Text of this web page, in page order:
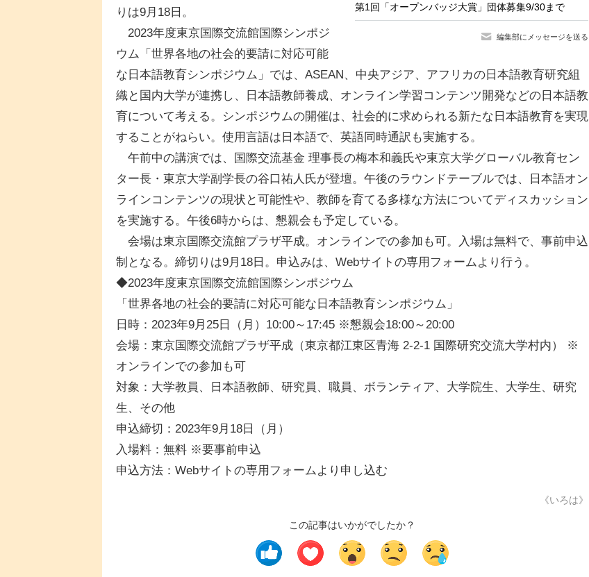
第1回「オープンバッジ大賞」団体募集9/30まで
編集部にメッセージを送る
りは9月18日。
2023年度東京国際交流館国際シンポジ
ウム「世界各地の社会的要請に対応可能
な日本語教育シンポジウム」では、ASEAN、中央アジア、アフリカの日本語教育研究組
織と国内大学が連携し、日本語教師養成、オンライン学習コンテンツ開発などの日本語教
育について考える。シンポジウムの開催は、社会的に求められる新たな日本語教育を実現
することがねらい。使用言語は日本語で、英語同時通訳も実施する。
午前中の講演では、国際交流基金 理事長の梅本和義氏や東京大学グローバル教育セン
ター長・東京大学副学長の谷口祐人氏が登壇。午後のラウンドテーブルでは、日本語オン
ラインコンテンツの現状と可能性や、教師を育てる多様な方法についてディスカッション
を実施する。午後6時からは、懇親会も予定している。
会場は東京国際交流館プラザ平成。オンラインでの参加も可。入場は無料で、事前申込
制となる。締切りは9月18日。申込みは、Webサイトの専用フォームより行う。
◆2023年度東京国際交流館国際シンポジウム
「世界各地の社会的要請に対応可能な日本語教育シンポジウム」
日時：2023年9月25日（月）10:00～17:45 ※懇親会18:00～20:00
会場：東京国際交流館プラザ平成（東京都江東区青海 2-2-1 国際研究交流大学村内） ※
オンラインでの参加も可
対象：大学教員、日本語教師、研究員、職員、ボランティア、大学院生、大学生、研究
生、その他
申込締切：2023年9月18日（月）
入場料：無料 ※要事前申込
申込方法：Webサイトの専用フォームより申し込む
《いろは》
この記事はいかがでしたか？